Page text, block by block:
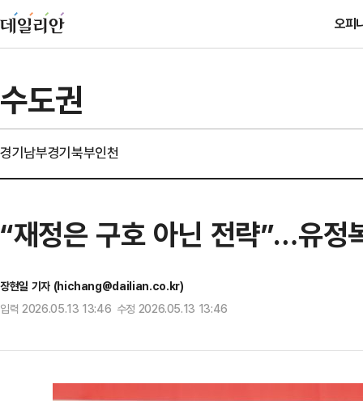
오피
수도권
경기남부경기북부인천
“재정은 구호 아닌 전략”…유정
장현일 기자 (hichang@dailian.co.kr)
입력 2026.05.13 13:46 수정 2026.05.13 13:46